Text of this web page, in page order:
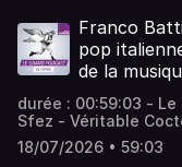
rendez-vous sur
Franco
pop
de la
durée : 00:59:03 - Le grand podcast de voyage - par : Zoé
Sfez - Véritable
d'électro
répétitive autant que
18/07/2026 • 59:03